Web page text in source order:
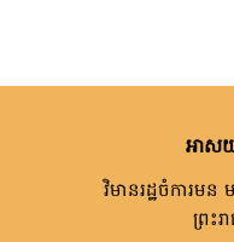
អាស
វិមានរដ្ឋចំការមន
ព្រះរ